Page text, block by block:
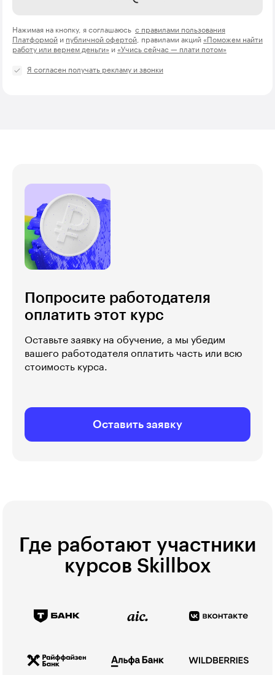
Нажимая на кнопку, я соглашаюсь с правилами пользования
Платформой и публичной офертой , правилами акций «Поможем найти
работу или вернем деньги» и «Учись сейчас — плати потом»
Я согласен получать рекламу и звонки
Попросите работодателя
оплатить этот курс
Оставьте заявку на обучение, а мы убедим
вашего работодателя оплатить часть или всю
стоимость курса.
Оставить заявку
Где работают участники
курсов Skillbox